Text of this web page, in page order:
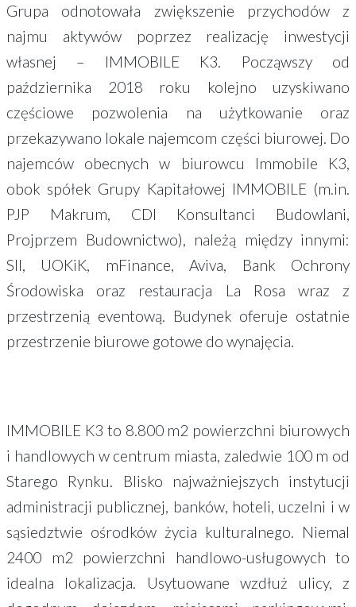
Grupa odnotowała zwiększenie przychodów z
najmu aktywów poprzez realizację inwestycji
własnej – IMMOBILE K3. Począwszy od
października 2018 roku kolejno uzyskiwano
częściowe pozwolenia na użytkowanie oraz
przekazywano lokale najemcom części biurowej. Do
najemców obecnych w biurowcu Immobile K3,
obok spółek Grupy Kapitałowej IMMOBILE (m.in.
PJP Makrum, CDI Konsultanci Budowlani,
Projprzem Budownictwo), należą między innymi:
SII, UOKiK, mFinance, Aviva, Bank Ochrony
Środowiska oraz restauracja La Rosa wraz z
przestrzenią eventową. Budynek oferuje ostatnie
przestrzenie biurowe gotowe do wynajęcia.
IMMOBILE K3 to 8.800 m2 powierzchni biurowych
i handlowych w centrum miasta, zaledwie 100 m od
Starego Rynku. Blisko najważniejszych instytucji
administracji publicznej, banków, hoteli, uczelni i w
sąsiedztwie ośrodków życia kulturalnego. Niemal
2400 m2 powierzchni handlowo-usługowych to
idealna lokalizacja. Usytuowane wzdłuż ulicy, z